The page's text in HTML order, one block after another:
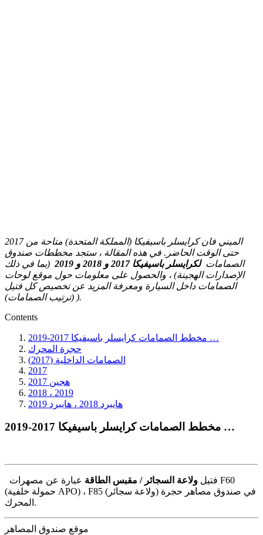
الميني فان كرايسلر باسيفيكا (المملكة المتحدة) متاحة من 2017
حتى الوقت الحاضر. في هذه المقالة ، ستجد مخططات صندوق
الصماماتلكرايسلر باسيفيكا 2017 و 2018 و 2019
(بما في ذلك
الإصدارات الهجينة) ، والحصول على معلومات حول موقع لوحات
الصمامات داخل السيارة ومعرفة المزيد عن تخصيص كل فتيل
(ترتيب الصمامات) ).
Contents
مخطط الصمامات كرايسلر باسيفيكا 2017-2019 …
حجرة المحرك
الصمامات الداخلية (2017)
2017
هجين 2017
2018 ، 2019
هايبرد 2018 ، هايبرد 2019
مخطط الصمامات كرايسلر باسيفيكا 2017-2019 …
فتيل ولاعة السجائر / مقبس الطاقة عبارة عن مصهرات F60
(حمولة خلفية APO) ، F85 (ولاعة سجائر) في صندوق مصاهر حجرة
المحرك.
موقع صندوق المصاهر